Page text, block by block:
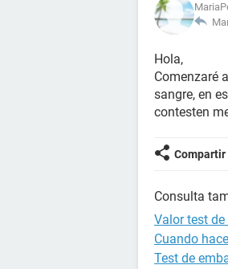
Hola,
Comenzaré
sangre, en
contesten
Compartir
Consulta
Valor test
Cuando
Test de